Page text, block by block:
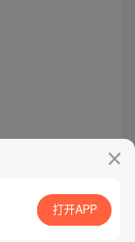
打开APP